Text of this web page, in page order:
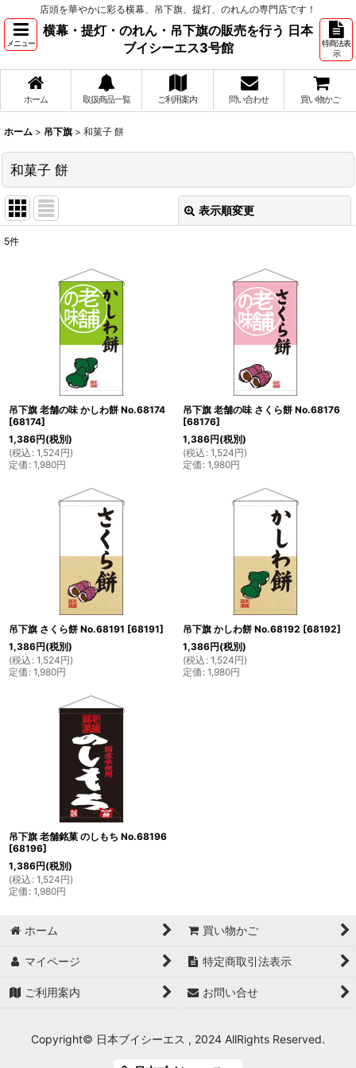
店頭を華やかに彩る横幕、吊下旗、提灯、のれんの専門店です！
メニュー
横幕・提灯・のれん・吊下旗の販売を行う 日本
ブイシーエス3号館
特商法表
示
ホーム 取扱商品一覧 ご利用案内 問い合わせ 買い物かご
ホーム > 吊下旗 > 和菓子 餅
和菓子 餅
表示順変更
5件
吊下旗 老舗の味 かしわ餅 No.68174
[68174]
1,386円(税別)
(税込 : 1,524円)
定価 : 1,980円
吊下旗 老舗の味 さくら餅 No.68176
[68176]
1,386円(税別)
(税込 : 1,524円)
定価 : 1,980円
吊下旗 さくら餅 No.68191 [68191]
1,386円(税別)
(税込 : 1,524円)
定価 : 1,980円
吊下旗 かしわ餅 No.68192 [68192]
1,386円(税別)
(税込 : 1,524円)
定価 : 1,980円
吊下旗 老舗銘菓 のしもち No.68196
[68196]
1,386円(税別)
(税込 : 1,524円)
定価 : 1,980円
ホーム 買い物かご
マイページ 特定商取引法表示
ご利用案内 お問い合せ
Copyright© 日本ブイシーエス , 2024 AllRights Reserved.